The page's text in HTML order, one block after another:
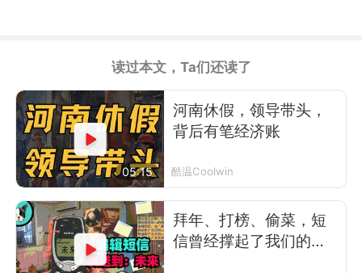
读过本文，Ta们还读了
05:15
河南休假，领导带头，
背后有笔经济账
酷温Coolwin
拜年、打榜、偷菜，短
信曾经撑起了我们的前